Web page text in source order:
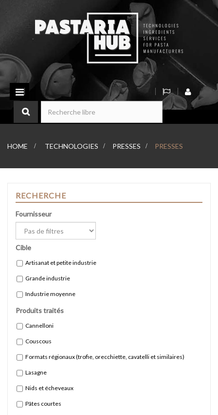
Basculer
la
navigation
HOME > TECHNOLOGIES > PRESSES > PRESSES
RECHERCHE
Fournisseur
Cible
Artisanat et petite industrie
Grande industrie
Industrie moyenne
Produits traités
Cannelloni
Couscous
Formats régionaux (trofie, orecchiette, cavatelli et similaires)
Lasagne
Nids et écheveaux
Pâtes courtes